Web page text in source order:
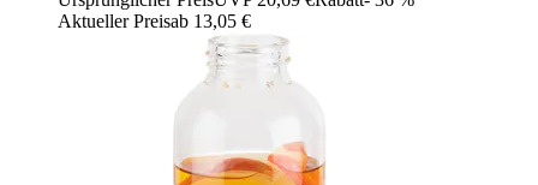
Aktueller Preisab 13,05 €